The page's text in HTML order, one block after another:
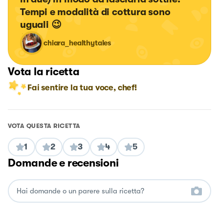
Tempi e modalità di cottura sono
uguali 😉
chiara_healthytales
Vota la ricetta
Fai sentire la tua voce, chef!
VOTA QUESTA RICETTA
1 2 3 4 5
Domande e recensioni